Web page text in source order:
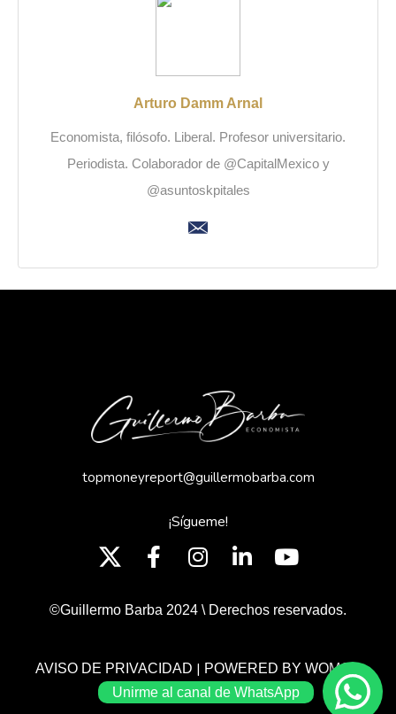
Arturo Damm Arnal
Economista, filósofo. Liberal. Profesor universitario.
Periodista. Colaborador de @CapitalMexico y
@asuntoskpitales
topmoneyreport@guillermobarba.com
¡Sígueme!
©Guillermo Barba 2024 \ Derechos reservados.
AVISO DE PRIVACIDAD | POWERED BY WOMGP
Unirme al canal de WhatsApp